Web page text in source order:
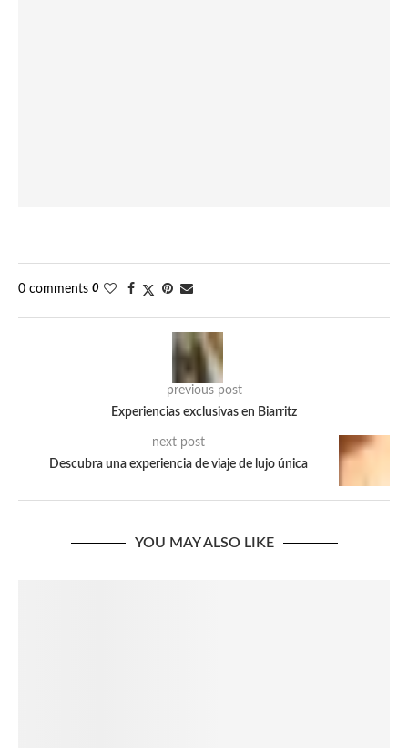
0 comments 0
previous post
Experiencias exclusivas en Biarritz
next post
Descubra una experiencia de viaje de lujo única
YOU MAY ALSO LIKE